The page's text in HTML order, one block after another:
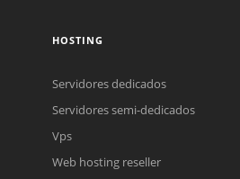
Reunión online
HOSTING
Servidores dedicados
Servidores semi-dedicados
Vps
Web hosting reseller